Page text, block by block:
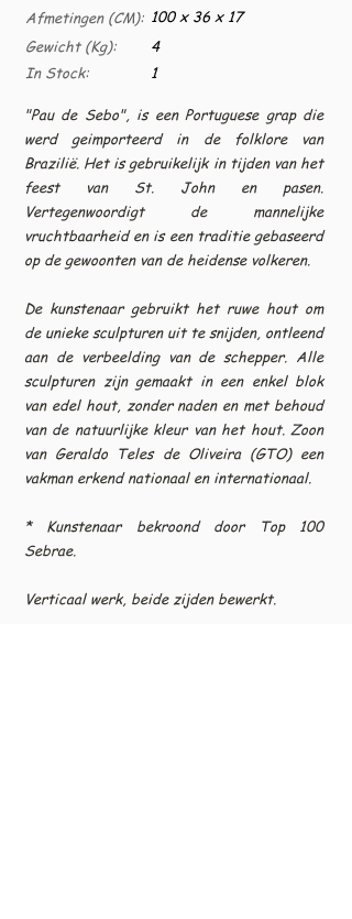
Afmetingen (CM):
Gewicht (Kg):
In Stock:
100 x 36 x 17
4
1
"Pau de Sebo", is een Portuguese grap die
werd geimporteerd in de folklore van
Brazilië. Het is gebruikelijk in tijden van het
feest van St. John en pasen.
Vertegenwoordigt de mannelijke
vruchtbaarheid en is een traditie gebaseerd
op de gewoonten van de heidense volkeren.
De kunstenaar gebruikt het ruwe hout om
de unieke sculpturen uit te snijden, ontleend
aan de verbeelding van de schepper. Alle
sculpturen zijn gemaakt in een enkel blok
van edel hout, zonder naden en met behoud
van de natuurlijke kleur van het hout. Zoon
van Geraldo Teles de Oliveira (GTO) een
vakman erkend nationaal en internationaal.
* Kunstenaar bekroond door Top 100
Sebrae.
Verticaal werk, beide zijden bewerkt.